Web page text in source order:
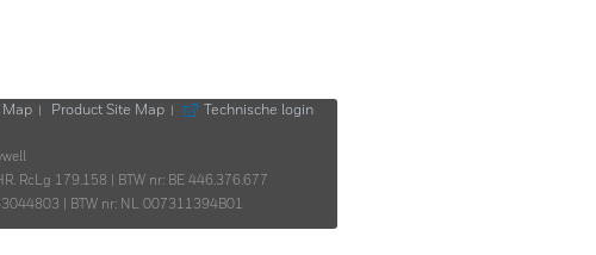
Map Product Site Map Technische login
RcLg 179.158 | BTW nr: BE 446.376.677
| BTW nr: NL 007311394B01